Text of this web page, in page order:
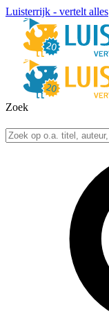
Luisterrijk - vertelt alles
Zoek